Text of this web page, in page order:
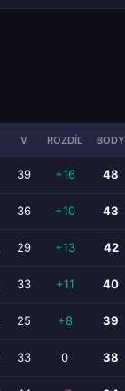
V ROZDÍL BODY
39 +16 48
36 +10 43
29 +13 42
33 +11 40
25 +8 39
33 0 38